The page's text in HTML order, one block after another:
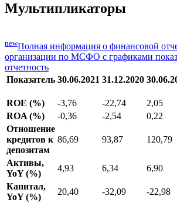
Мультипликаторы
newПолная информация о финансовой
организации по МСФО с графиками
отчетность
Показатель 30.06.2021 31.12.2020
ROE (%) -3,76 -22,74 2,05
ROA (%)
-0,36 -2,54 0,22
Отношение
кредитов к
депозитам
86,69 93,87 120,79
Активы,
YoY (%)
4,93 6,34 6,90
Капитал,
YoY (%)
20,40 -32,09 -22,98